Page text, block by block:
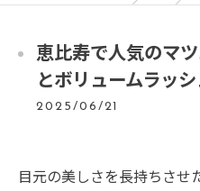
恵比寿で人気のマ
とボリュームラッ
2025/06/21
目元の美しさを長持ちさせ